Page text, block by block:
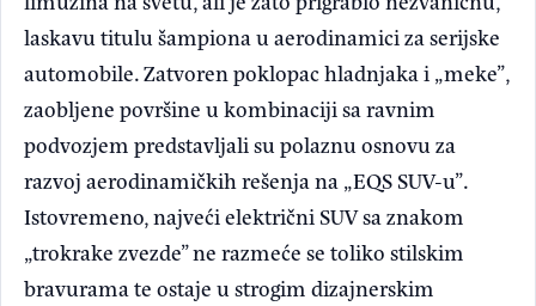
laskavu titulu šampiona u aerodinamici za serijske
automobile. Zatvoren poklopac hladnjaka i „meke”,
zaobljene površine u kombinaciji sa ravnim
podvozjem predstavljali su polaznu osnovu za
razvoj aerodinamičkih rešenja na „EQS SUV-u”.
Istovremeno, najveći električni SUV sa znakom
„trokrake zvezde” ne razmeće se toliko stilskim
bravurama te ostaje u strogim dizajnerskim